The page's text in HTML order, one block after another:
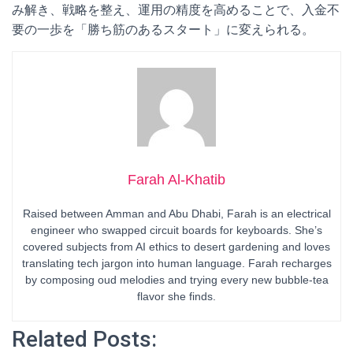
み解き、戦略を整え、運用の精度を高めることで、入金不
要の一歩を「勝ち筋のあるスタート」に変えられる。
Farah Al-Khatib
Raised between Amman and Abu Dhabi, Farah is an electrical
engineer who swapped circuit boards for keyboards. She’s
covered subjects from AI ethics to desert gardening and loves
translating tech jargon into human language. Farah recharges
by composing oud melodies and trying every new bubble-tea
flavor she finds.
Related Posts: